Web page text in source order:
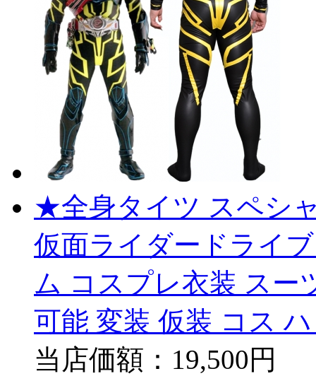
★全身タイツ スペシ
仮面ライダードライ
ム コスプレ衣装 スー
可能 変装 仮装 コス
当店価額： 19,500円